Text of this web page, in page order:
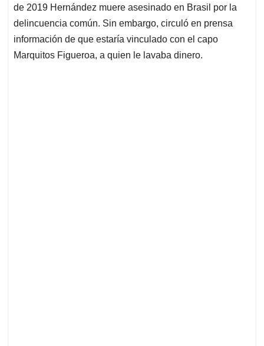
de 2019 Hernández muere asesinado en Brasil por la
delincuencia común. Sin embargo, circuló en prensa
información de que estaría vinculado con el capo
Marquitos Figueroa, a quien le lavaba dinero.